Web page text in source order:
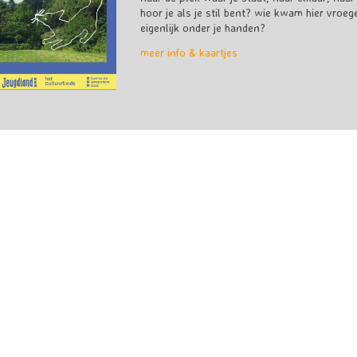
hoor je als je stil bent? wie kwam hier
eigenlijk onder je handen?
meer info & kaartjes